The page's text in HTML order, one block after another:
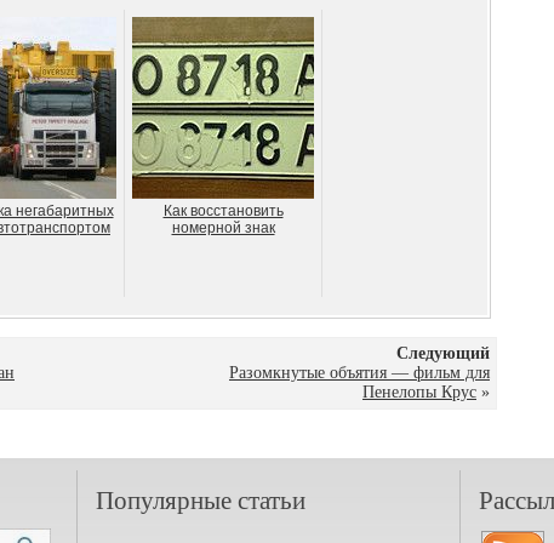
негабаритных
Как восстановить
номерной знак
Следующий
Разомкнутые объятия — фильм для
Пенелопы Крус »
Популярные статьи